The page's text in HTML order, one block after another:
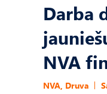
Darba
NVA
NVA, Druva